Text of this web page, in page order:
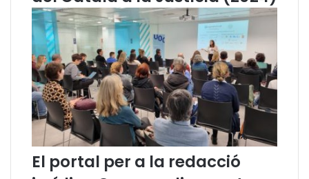
i
t
u
r
í
d
i
c
r
f
P
a
C
a
t
a
n
El portal per a la redacció